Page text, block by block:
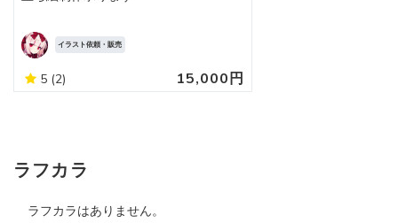
イラスト依頼・販売
5 (2) 15,000円
ラフカラ
ラフカラはありません。